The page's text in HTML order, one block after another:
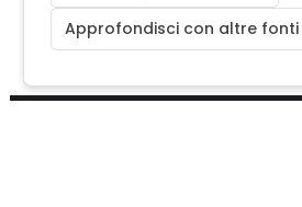
Approfondisci con altre fonti